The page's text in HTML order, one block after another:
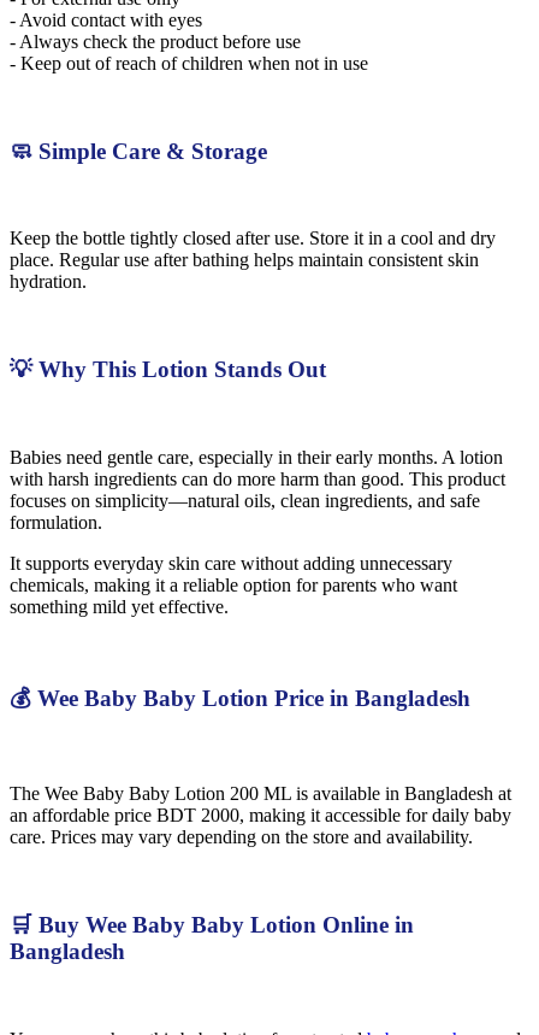
- Avoid contact with eyes
- Always check the product before use
- Keep out of reach of children when not in use
🧼 Simple Care & Storage
Keep the bottle tightly closed after use. Store it in a cool and dry
place. Regular use after bathing helps maintain consistent skin
hydration.
💡 Why This Lotion Stands Out
Babies need gentle care, especially in their early months. A lotion
with harsh ingredients can do more harm than good. This product
focuses on simplicity—natural oils, clean ingredients, and safe
formulation.
It supports everyday skin care without adding unnecessary
chemicals, making it a reliable option for parents who want
something mild yet effective.
💰 Wee Baby Baby Lotion Price in Bangladesh
The Wee Baby Baby Lotion 200 ML is available in Bangladesh at
an affordable price BDT 2000, making it accessible for daily baby
care. Prices may vary depending on the store and availability.
🛒 Buy Wee Baby Baby Lotion Online in
Bangladesh